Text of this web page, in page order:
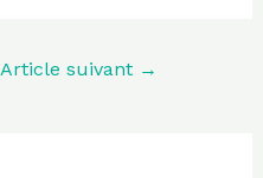
Article suivant →